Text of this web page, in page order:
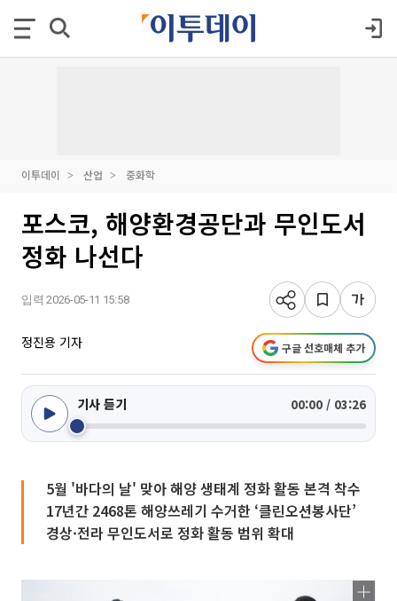
이투데이 산업 중화학
포스코, 해양환경공단과 무인도서
정화 나선다
입력 2026-05-11 15:58
정진용 기자 구글 선호매체 추가
기사 듣기 00:00 / 03:26
5월 '바다의 날' 맞아 해양 생태계 정화 활동 본격 착수
17년간 2468톤 해양쓰레기 수거한 ‘클린오션봉사단’
경상·전라 무인도서로 정화 활동 범위 확대